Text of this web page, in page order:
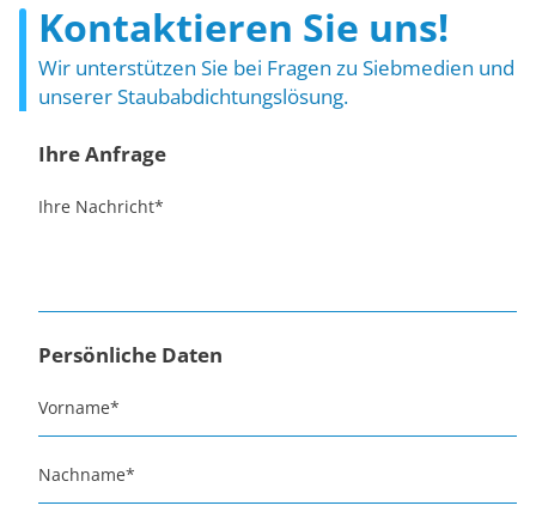
Kontaktieren Sie uns!
Wir unterstützen Sie bei Fragen zu Siebmedien und
unserer Staubabdichtungslösung.
Ihre Anfrage
Ihre Nachricht*
Persönliche Daten
Vorname*
Nachname*